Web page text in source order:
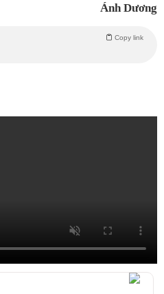
Ánh Dương
Copy link